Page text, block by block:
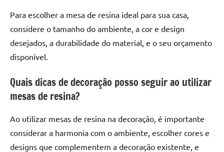
Para escolher a mesa de resina ideal para sua casa,
considere o tamanho do ambiente, a cor e design
desejados, a durabilidade do material, e o seu orçamento
disponível.
Quais dicas de decoração posso seguir ao utilizar
mesas de resina?
Ao utilizar mesas de resina na decoração, é importante
considerar a harmonia com o ambiente, escolher cores e
designs que complementem a decoração existente, e